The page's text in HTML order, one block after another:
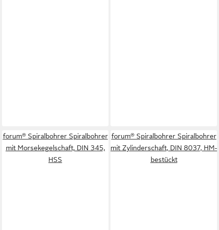
forum® Spiralbohrer Spiralbohrer
mit Morsekegelschaft, DIN 345,
HSS
forum® Spiralbohrer Spiralbohrer
mit Zylinderschaft, DIN 8037, HM-
bestückt